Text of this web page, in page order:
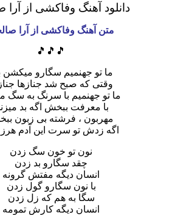
دانلود آهنگ وفاکشی از آرا
متن آهنگ وفاکشی از آرا
🎵🎵🎵
ما تو جهنمیم سگارو میکشن
وقتی که صبح شد جنازها
ما تو جهنمیم با سرنگ به سگ
با معرفت ببخش اگه بد
مهربون ، فرشته بی زبون
اگه زدش تو سرت این آدم
نون تو خون سگ زدن
چقد سگارو بد زدن
انسان دیگه مفتش گرونه
با نون سگارو گول زدن
سگا به هم که زل زدن
انسان دیگه کارش تمومه